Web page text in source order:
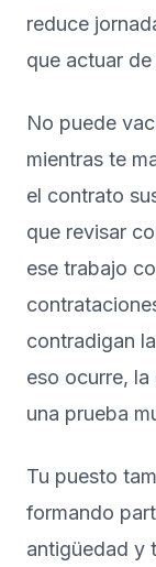
reduce
que actuar
No puede
mientras te
el contrato
que revisar
ese trabajo
contradigan
eso ocurre,
una prueba
Tu puesto
formando
antigüedad y